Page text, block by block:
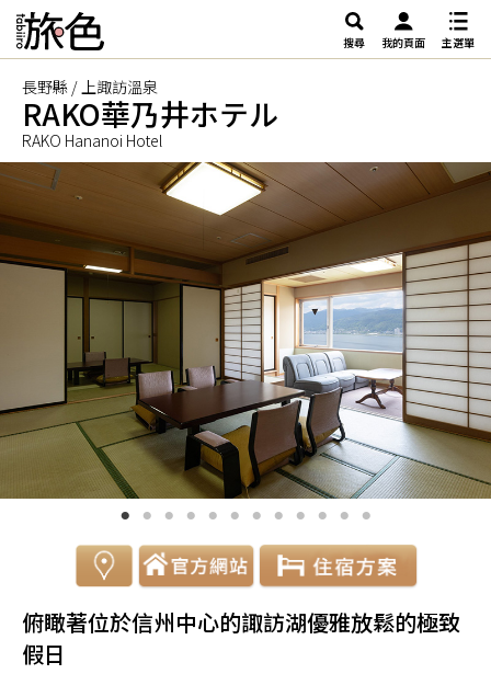
搜尋 我的頁面 主選單
長野縣 / 上諏訪溫泉
RAKO華乃井ホテル
RAKO Hananoi Hotel
俯瞰著位於信州中心的諏訪湖優雅放鬆的極致
假日